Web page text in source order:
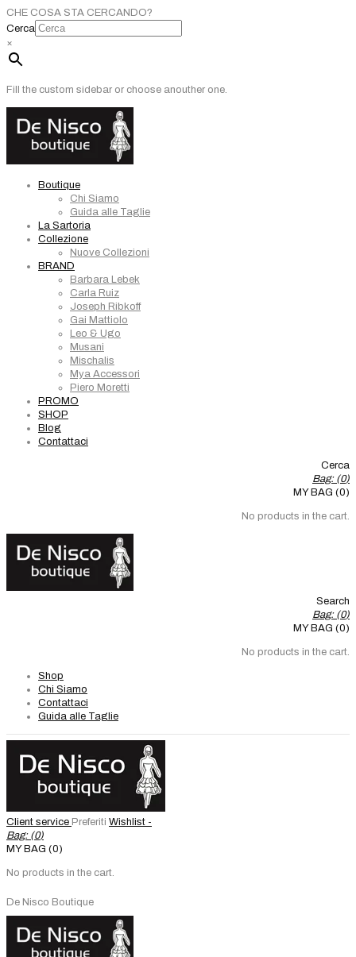
CHE COSA STA CERCANDO?
Cerca
×
Fill the custom sidebar or choose anouther one.
Boutique
Chi Siamo
Guida alle Taglie
La Sartoria
Collezione
Nuove Collezioni
BRAND
Barbara Lebek
Carla Ruiz
Joseph Ribkoff
Gai Mattiolo
Leo & Ugo
Musani
Mischalis
Mya Accessori
Piero Moretti
PROMO
SHOP
Blog
Contattaci
Cerca
Bag: (0)
MY BAG (0)
No products in the cart.
Search
Bag: (0)
MY BAG (0)
No products in the cart.
Shop
Chi Siamo
Contattaci
Guida alle Taglie
Client service Preferiti Wishlist -
Bag: (0)
MY BAG (0)
No products in the cart.
De Nisco Boutique